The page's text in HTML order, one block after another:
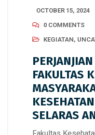
OCTOBER 15, 2024
0 COMMENTS
KEGIATAN,
FAKULTAS
SELARAS